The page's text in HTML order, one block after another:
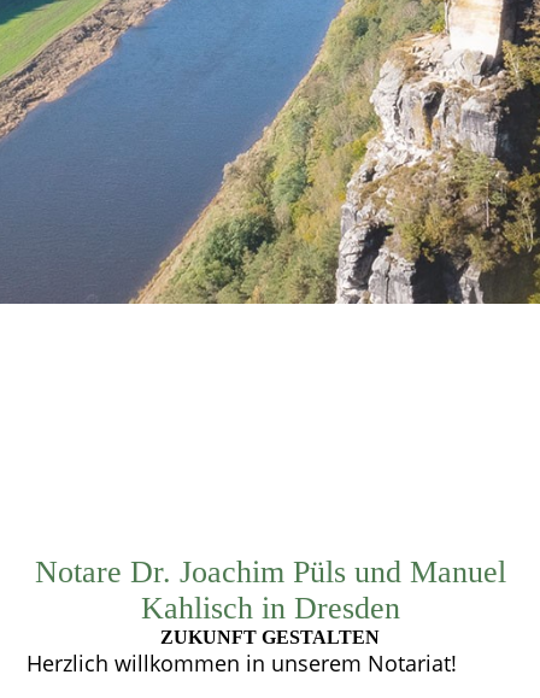
Notare Dr. Joachim Püls und Manuel
Kahlisch in Dresden
ZUKUNFT GESTALTEN
Herzlich willkommen in unserem Notariat!